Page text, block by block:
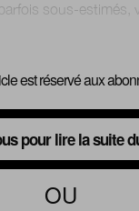
sous-estimés,
est réservé aux
pour lire la suite
OU